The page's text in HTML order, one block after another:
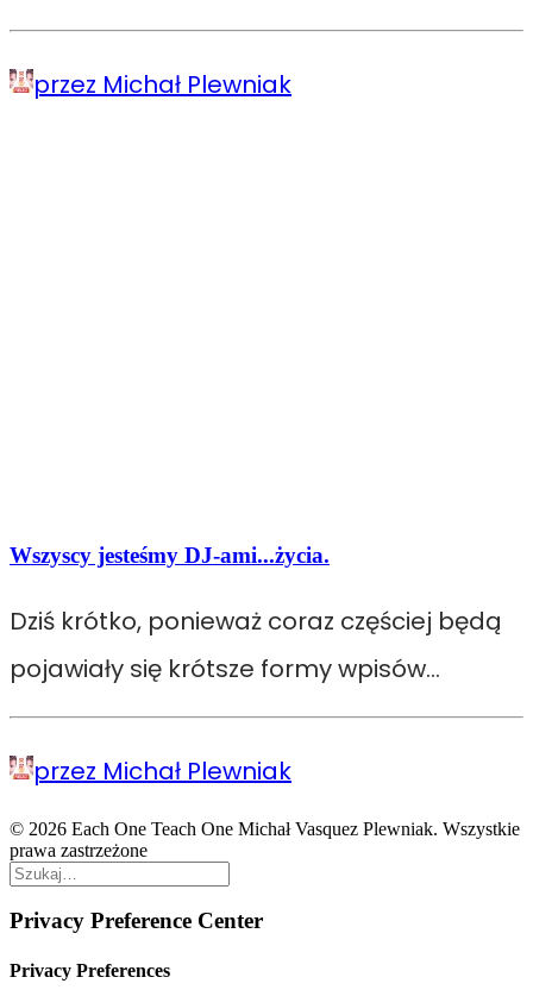
przez Michał Plewniak
Wszyscy jesteśmy DJ-ami...życia.
Dziś krótko, ponieważ coraz częściej będą
pojawiały się krótsze formy wpisów…
przez Michał Plewniak
© 2026 Each One Teach One Michał Vasquez Plewniak. Wszystkie
prawa zastrzeżone
Privacy Preference Center
Privacy Preferences